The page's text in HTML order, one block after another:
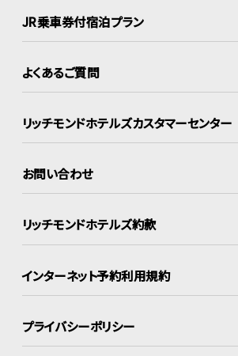
JR乗車券付宿泊プラン
よくあるご質問
リッチモンドホテルズカスタマーセンター
お問い合わせ
リッチモンドホテルズ約款
インターネット予約利用規約
プライバシーポリシー